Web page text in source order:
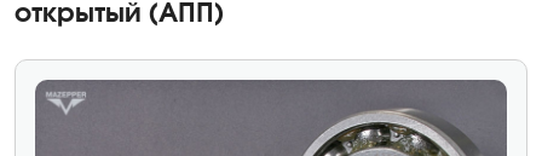
открытый (АПП)